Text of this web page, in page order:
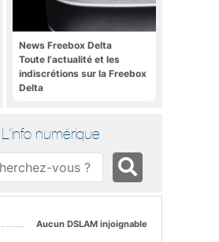
News Freebox Delta
Toute l'actualité et les
indiscrétions sur la Freebox
Delta
L'info numérique
Aucun DSLAM injoignable